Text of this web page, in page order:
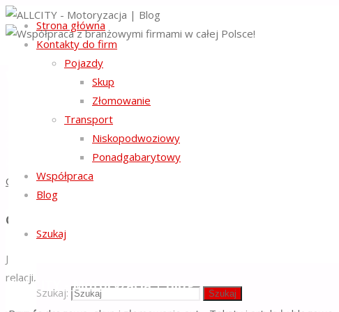
Strona główna
Kontakty do firm
Pojazdy
Skup
Złomowanie
Transport
Niskopodwoziowy
Ponadgabarytowy
Współpraca
Blog
Szukaj
Szukaj: Szukaj
ALLCITY - Motoryzacja | Blog
Współpraca z branżowymi
Jeśli jesteś właścicielem firmy świadczącej usługi motoryzacyjne,
dla Ciebie wiele możliwości współpracy. Od 2005 roku
kontaktu, aby omówić szczegóły naszej oferty. Kontakt odnośnie
Czytaj więcej >
O NAS
Jesteśmy obecni na rynku od 2005 roku. Nasze podejście opiera się
relacji, a jej osiągnięcie jest dla nas priorytetem.